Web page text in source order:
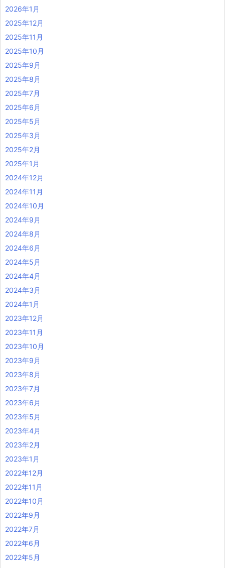
2026年1月
2025年12月
2025年11月
2025年10月
2025年9月
2025年8月
2025年7月
2025年6月
2025年5月
2025年3月
2025年2月
2025年1月
2024年12月
2024年11月
2024年10月
2024年9月
2024年8月
2024年6月
2024年5月
2024年4月
2024年3月
2024年1月
2023年12月
2023年11月
2023年10月
2023年9月
2023年8月
2023年7月
2023年6月
2023年5月
2023年4月
2023年2月
2023年1月
2022年12月
2022年11月
2022年10月
2022年9月
2022年7月
2022年6月
2022年5月